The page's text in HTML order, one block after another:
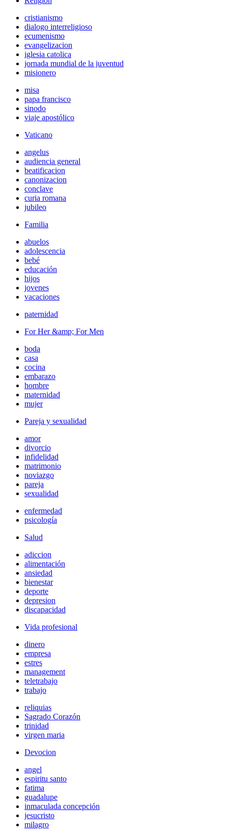
cristianismo
dialogo interreligioso
ecumenismo
evangelizacion
iglesia catolica
jornada mundial de la juventud
misionero
misa
papa francisco
sinodo
viaje apostólico
Vaticano
angelus
audiencia general
beatificacion
canonizacion
conclave
curia romana
jubileo
Familia
abuelos
adolescencia
bebé
educación
hijos
jovenes
vacaciones
paternidad
For Her &amp; For Men
boda
casa
cocina
embarazo
hombre
maternidad
mujer
Pareja y sexualidad
amor
divorcio
infidelidad
matrimonio
noviazgo
pareja
sexualidad
enfermedad
psicología
Salud
adiccion
alimentación
ansiedad
bienestar
deporte
depresion
discapacidad
Vida profesional
dinero
empresa
estres
management
teletrabajo
trabajo
reliquias
Sagrado Corazón
trinidad
virgen maria
Devocion
angel
espiritu santo
fatima
guadalupe
inmaculada concepción
jesucristo
milagro